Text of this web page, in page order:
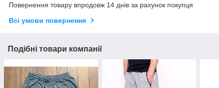
Повернення товару впродовж 14 днів за рахунок покупця
Всі умови повернення
Подібні товари компанії